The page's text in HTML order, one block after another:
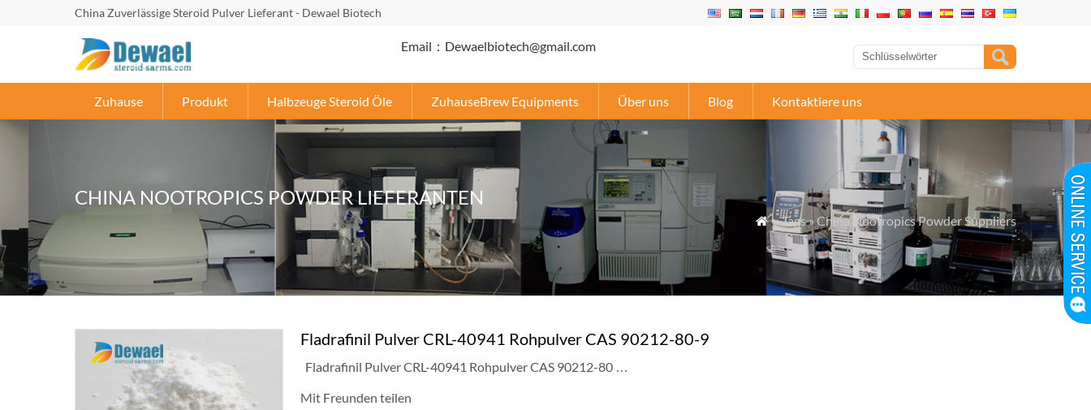
China Zuverlässige Steroid Pulver Lieferant - Dewael Biotech
Email：Dewaelbiotech@gmail.com
Zuhause Produkt Halbzeuge Steroid Öle ZuhauseBrew Equipments Über uns Blog Kontaktiere uns
CHINA NOOTROPICS POWDER LIEFERANTEN
 » Tags » China Nootropics Powder Suppliers
Fladrafinil Pulver CRL-40941 Rohpulver CAS 90212-80-9
Fladrafinil Pulver CRL-40941 Rohpulver CAS 90212-80 …
Mit Freunden teilen